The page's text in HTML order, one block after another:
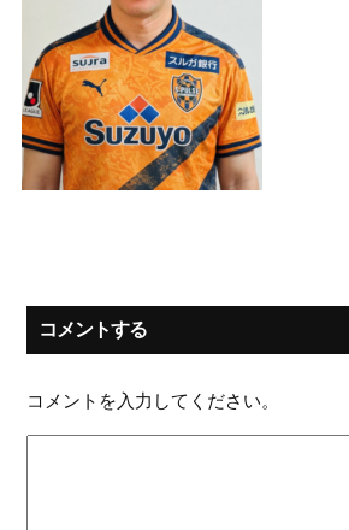
コメントする
コメントを入力してください。